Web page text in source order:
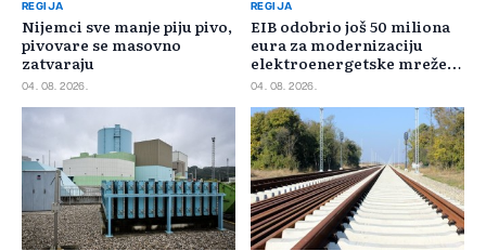
REGIJA
Nijemci sve manje piju pivo,
pivovare se masovno
zatvaraju
04. 08. 2026.
REGIJA
EIB odobrio još 50 miliona
eura za modernizaciju
elektroenergetske mreže
Slovačke
04. 08. 2026.